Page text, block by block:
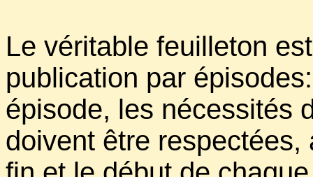
Le véritable feuilleton
publication par
épisode, les nécessités
doivent être